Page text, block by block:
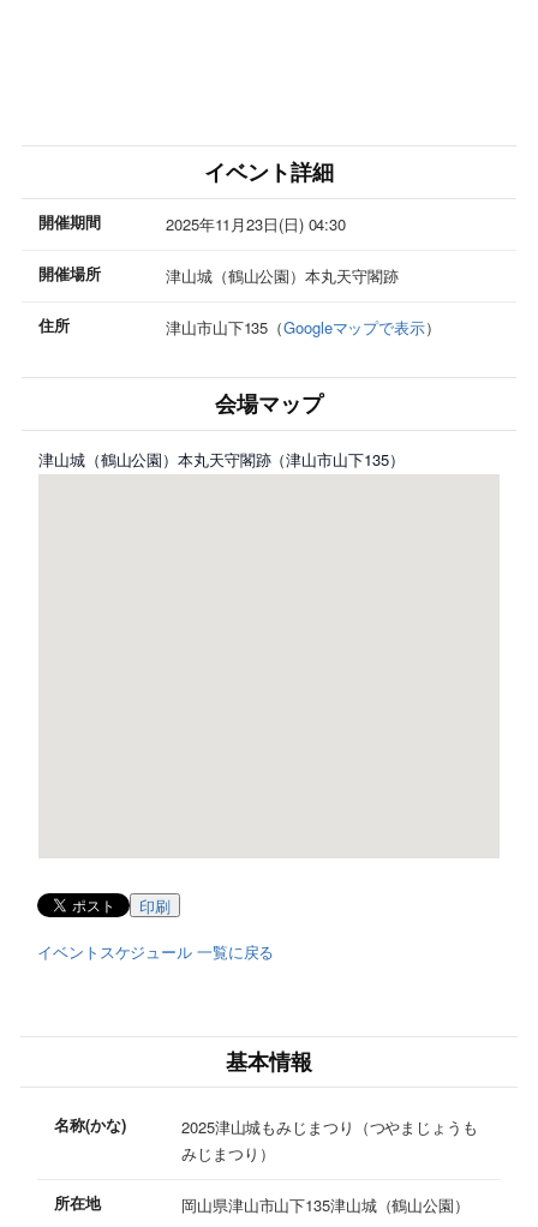
イベント詳細
開催期間 2025年11月23日(日) 04:30
開催場所 津山城（鶴山公園）本丸天守閣跡
住所 津山市山下135（Googleマップで表示）
会場マップ
津山城（鶴山公園）本丸天守閣跡（津山市山下135）
印刷
イベントスケジュール 一覧に戻る
基本情報
名称(かな)
2025津山城もみじまつり（つやまじょうも
みじまつり）
所在地 岡山県津山市山下135津山城（鶴山公園）